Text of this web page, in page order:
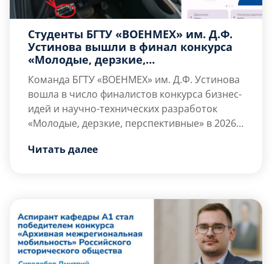
Студенты БГТУ «ВОЕНМЕХ» им. Д.Ф.
Устинова вышли в финал конкурса
«Молодые, дерзкие,
перспективные» с проектом
интеллектуальной диагностики
автомобилей
Команда БГТУ «ВОЕНМЕХ» им. Д.Ф. Устинова
вошла в число финалистов конкурса бизнес-
идей и научно-технических разработок
«Молодые, дерзкие, перспективные» в 2026
Motors– мобильное приложение, которое
Над проектом работает команда студентов:
Глеб Выдашенко
—Константин Сидоров
, группа А321С;
—Максим […]
Читать далее